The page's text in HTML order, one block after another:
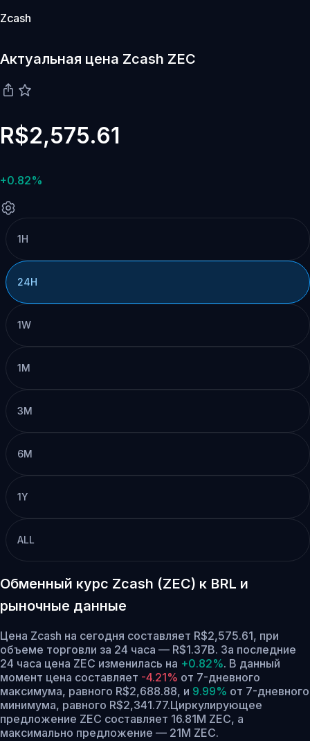
Zcash
Актуальная цена Zcash ZEC
R$2,575.61
+0.82%
1H
24H
1W
1M
3M
6M
1Y
ALL
Обменный курс Zcash (ZEC) к BRL и
рыночные данные
Цена Zcash на сегодня составляет R$2,575.61, при
объеме торговли за 24 часа — R$1.37B. За последние
24 часа цена ZEC изменилась на +0.82%. В данный
момент цена составляет -4.21% от 7-дневного
максимума, равного R$2,688.88, и 9.99% от 7-дневного
минимума, равного R$2,341.77.Циркулирующее
предложение ZEC составляет 16.81M ZEC, а
максимально предложение — 21M ZEC.